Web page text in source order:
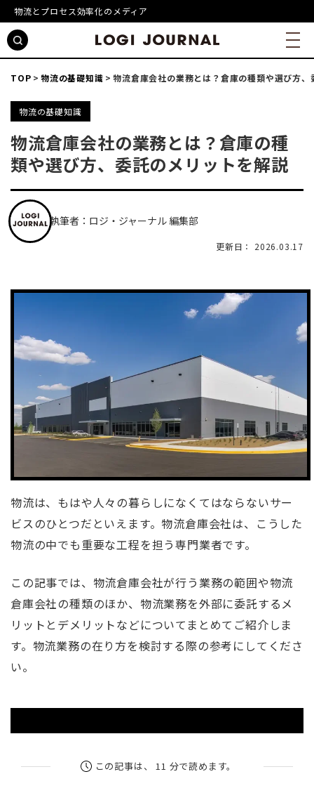
物流とプロセス効率化のメディア
TOP 物流の基礎知識 物流倉庫会社の業務とは？倉庫の種類や選び方
物流の基礎知識
物流倉庫会社の業務とは？倉庫の種
類や選び方、委託のメリットを解説
執筆者：ロジ・ジャーナル 編集部
更新日： 2026.03.17
物流は、もはや人々の暮らしになくてはならないサー
ビスのひとつだといえます。物流倉庫会社は、こうした
物流の中でも重要な工程を担う専門業者です。
この記事では、物流倉庫会社が行う業務の範囲や物流
倉庫会社の種類のほか、物流業務を外部に委託するメ
リットとデメリットなどについてまとめてご紹介しま
す。物流業務の在り方を検討する際の参考にしてくださ
い。
この記事は、 11 分で読めます。